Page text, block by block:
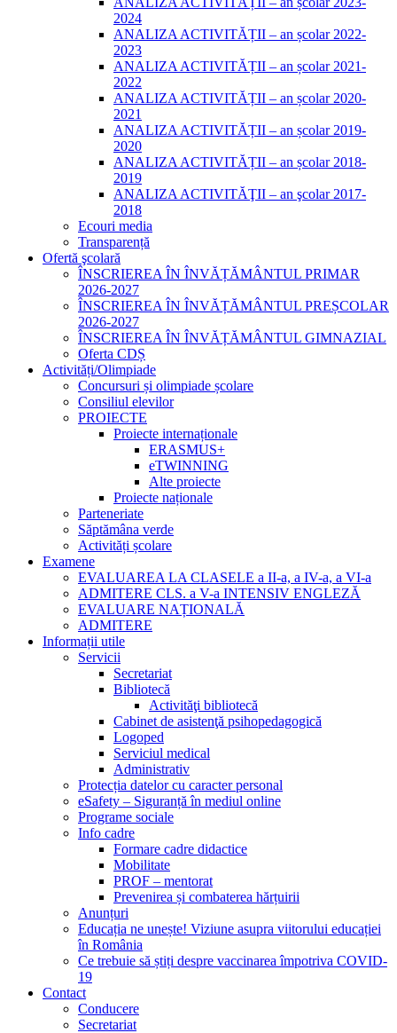
2024
ANALIZA ACTIVITĂȚII – an școlar 2022-
2023
ANALIZA ACTIVITĂȚII – an școlar 2021-
2022
ANALIZA ACTIVITĂȚII – an școlar 2020-
2021
ANALIZA ACTIVITĂȚII – an școlar 2019-
2020
ANALIZA ACTIVITĂȚII – an școlar 2018-
2019
ANALIZA ACTIVITĂŢII – an şcolar 2017-
2018
Ecouri media
Transparență
Ofertă şcolară
ÎNSCRIEREA ÎN ÎNVĂȚĂMÂNTUL PRIMAR
2026-2027
ÎNSCRIEREA ÎN ÎNVĂȚĂMÂNTUL PREȘCOLAR
2026-2027
ÎNSCRIEREA ÎN ÎNVĂȚĂMÂNTUL GIMNAZIAL
Oferta CDȘ
Activități/Olimpiade
Concursuri și olimpiade școlare
Consiliul elevilor
PROIECTE
Proiecte internaționale
ERASMUS+
eTWINNING
Alte proiecte
Proiecte naționale
Parteneriate
Săptămâna verde
Activități școlare
Examene
EVALUAREA LA CLASELE a II-a, a IV-a, a VI-a
ADMITERE CLS. a V-a INTENSIV ENGLEZĂ
EVALUARE NAȚIONALĂ
ADMITERE
Informații utile
Servicii
Secretariat
Bibliotecă
Activităţi bibliotecă
Cabinet de asistenţă psihopedagogică
Logoped
Serviciul medical
Administrativ
Protecția datelor cu caracter personal
eSafety – Siguranță în mediul online
Programe sociale
Info cadre
Formare cadre didactice
Mobilitate
PROF – mentorat
Prevenirea și combaterea hărțuirii
Anunțuri
Educația ne unește! Viziune asupra viitorului educației
în România
Ce trebuie să știți despre vaccinarea împotriva COVID-
19
Contact
Conducere
Secretariat